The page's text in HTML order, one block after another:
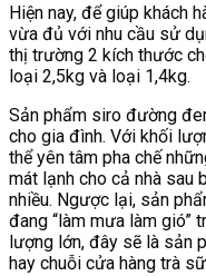
Hiện nay, để giúp khách
vừa đủ với nhu cầu sử
thị trường 2 kích thước
loại 2,5kg và loại 1,4kg.
Sản phẩm siro đường
cho gia đình. Với khối
thể yên tâm pha chế
mát lạnh cho cả nhà sau
nhiều. Ngược lại, sản
đang “làm mưa làm gió”
lượng lớn, đây sẽ là sản
hay chuỗi cửa hàng trà